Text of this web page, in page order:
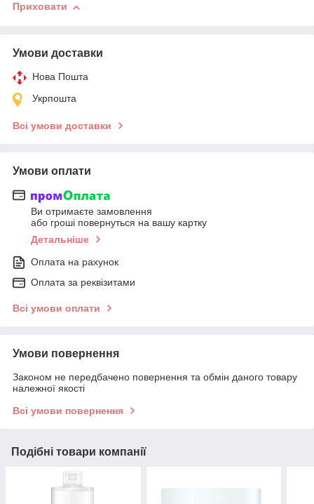
Приховати
Умови доставки
Нова Пошта
Укрпошта
Всі умови доставки
Умови оплати
Ви отримаєте замовлення
або гроші повернуться на вашу картку
Детальніше
Оплата на рахунок
Оплата за реквізитами
Всі умови оплати
Умови повернення
Законом не передбачено повернення та обмін даного товару
належної якості
Всі умови повернення
Подібні товари компанії